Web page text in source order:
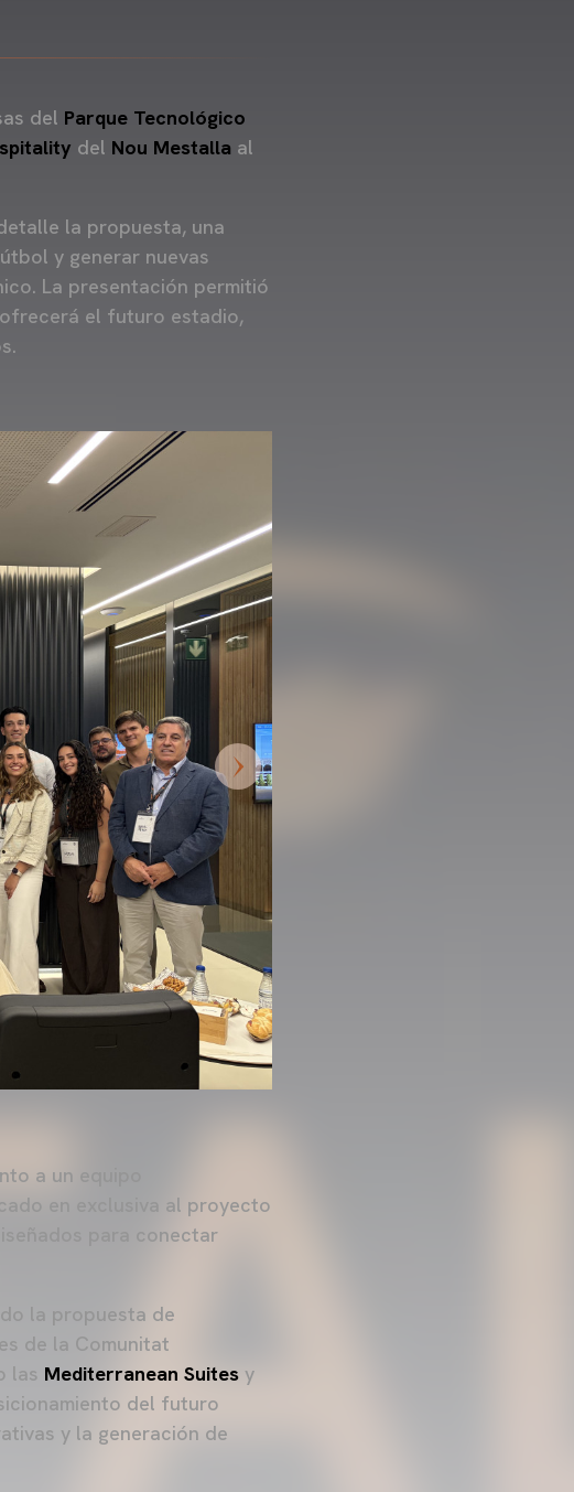
del Parque Tecnológico
del Nou Mestalla al
la propuesta, una
y generar nuevas
La presentación permitió
el futuro estadio,
a un equipo
en exclusiva al proyecto
para conectar
la propuesta de
de la Comunitat
las Mediterranean Suites y
del futuro
y la generación de